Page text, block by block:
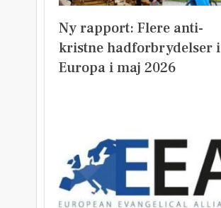
Ny rapport: Flere anti-
kristne hadforbrydelser i
Europa i maj 2026